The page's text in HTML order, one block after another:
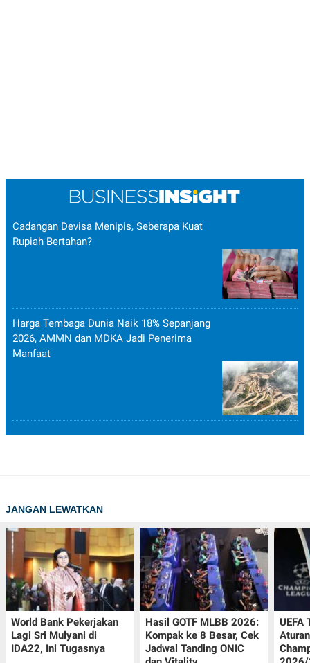
Cadangan Devisa Menipis, Seberapa Kuat
Rupiah Bertahan?
Harga Tembaga Dunia Naik 18% Sepanjang
2026, AMMN dan MDKA Jadi Penerima
Manfaat
JANGAN LEWATKAN
World Bank Pekerjakan
Lagi Sri Mulyani di
IDA22, Ini Tugasnya
Hasil GOTF MLBB 2026:
Kompak ke 8 Besar, Cek
Jadwal Tanding ONIC
UEFA